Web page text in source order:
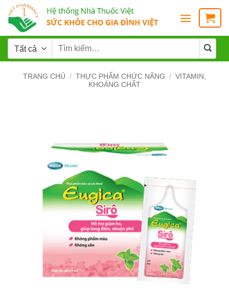
TRANG CHỦ / THỰC PHẨM CHỨC NĂNG / VITAMIN,
KHOÁNG CHẤT